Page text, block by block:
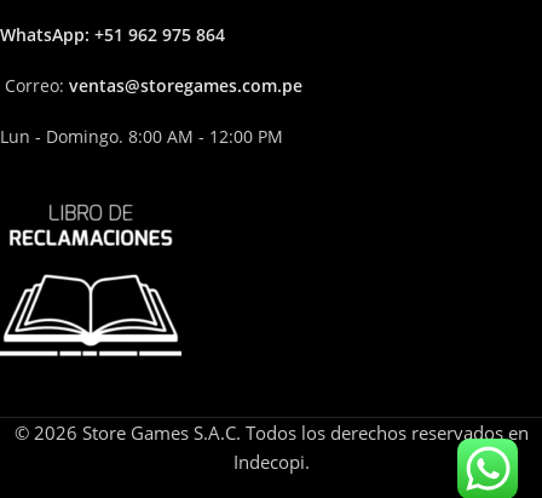
WhatsApp: +51 962 975 864
Correo: ventas@storegames.com.pe
Lun - Domingo. 8:00 AM - 12:00 PM
© 2026 Store Games S.A.C. Todos los derechos reservados en
Indecopi.